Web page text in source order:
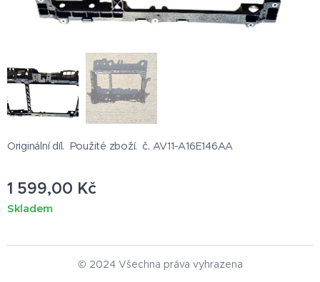
Originální díl. Použité zboží. č. AV11-A16E146AA
1 599,00 Kč
Skladem
© 2024 Všechna práva vyhrazena